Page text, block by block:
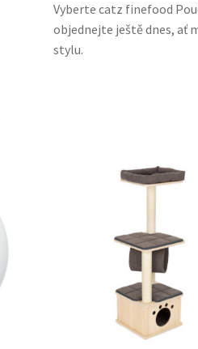
Vyberte catz finefood
objednejte ještě dnes, ať
stylu.